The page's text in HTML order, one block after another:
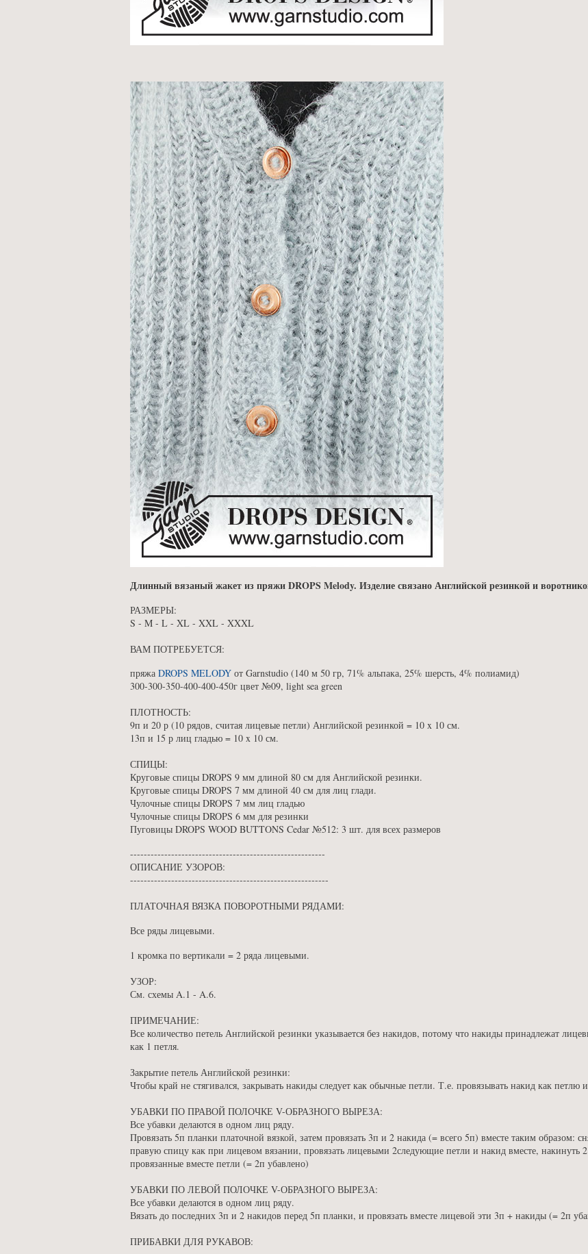
Длинный вязаный жакет из пряжи DROPS Melody. Изделие связано Английской резинкой и
РАЗМЕРЫ:
S - M - L - XL - XXL - XXXL
ВАМ ПОТРЕБУЕТСЯ:
пряжаDROPS MELODY от Garnstudio (140 м 50 гр, 71% альпака, 25% шерсть, 4% полиамид)
300-300-350-400-400-450г цвет №09, light sea green
ПЛОТНОСТЬ:
9п и 20 р (10 рядов, считая лицевые петли) Английской резинкой = 10 x 10 см.
13п и 15 р лиц гладью = 10 x 10 см.
СПИЦЫ:
Круговые спицы DROPS 9 мм длиной 80 см для Английской резинки.
Круговые спицы DROPS 7 мм длиной 40 см для лиц глади.
Чулочные спицы DROPS 7 мм лиц гладью
Чулочные спицы DROPS 6 мм для резинки
Пуговицы DROPS WOOD BUTTONS Cedar №512: 3 шт. для всех размеров
---------------------------------------------------------
ОПИСАНИЕ УЗОРОВ:
----------------------------------------------------------
ПЛАТОЧНАЯ ВЯЗКА ПОВОРОТНЫМИ РЯДАМИ:
Все ряды лицевыми.
1 кромка по вертикали = 2 ряда лицевыми.
УЗОР:
См. схемы A.1 - A.6.
ПРИМЕЧАНИЕ:
Все количество петель Английской резинки указывается без накидов, потому что накиды принадлежат
как 1 петля.
Закрытие петель Английской резинки:
Чтобы край не стягивался, закрывать накиды следует как обычные петли. Т.е. провязывать накид как петлю
УБАВКИ ПО ПРАВОЙ ПОЛОЧКЕ V-ОБРАЗНОГО ВЫРЕЗА:
Все убавки делаются в одном лиц ряду.
Провязать 5п планки платочной вязкой, затем провязать 3п и 2 накида (= всего 5п) вместе таким образом:
правую спицу как при лицевом вязании, провязать лицевыми 2следующие петли и накид вместе,
провязанные вместе петли (= 2п убавлено)
УБАВКИ ПО ЛЕВОЙ ПОЛОЧКЕ V-ОБРАЗНОГО ВЫРЕЗА:
Все убавки делаются в одном лиц ряду.
Вязать до последних 3п и 2 накидов перед 5п планки, и провязать вместе лицевой эти 3п + накиды (= 2п
ПРИБАВКИ ДЛЯ РУКАВОВ: